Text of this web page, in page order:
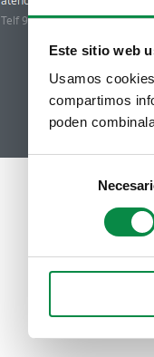
Este sitio web
Usamos
compartimos
poden
Telf 981 883 002 | Fax 981